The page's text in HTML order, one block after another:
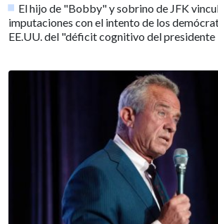
El hijo de "Bobby" y sobrino de JFK
imputaciones con el intento de los
EE.UU. del "déficit cognitivo del presidente